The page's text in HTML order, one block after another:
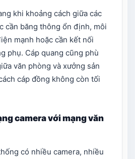
khi khoảng cách giữa các
cần băng thông ổn định, môi
mạnh hoặc cần kết nối
phụ. Cáp quang cũng phù
văn phòng và xưởng sản
cáp đồng không còn tối
camera với mạng văn
có nhiều camera, nhiều